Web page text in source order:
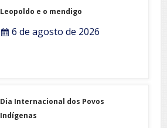
Leopoldo e o mendigo
6 de agosto de 2026
Dia Internacional dos Povos
Indígenas